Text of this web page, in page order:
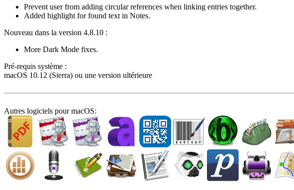
Prevent user from adding circular references when linking entries together.
Added highlight for found text in Notes.
Nouveau dans la version 4.8.10 :
More Dark Mode fixes.
Pré-requis système :
macOS 10.12 (Sierra) ou une version ultérieure
Autres logiciels pour macOS: